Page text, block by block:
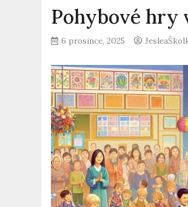
Pohybové hry
6 prosince, 2025